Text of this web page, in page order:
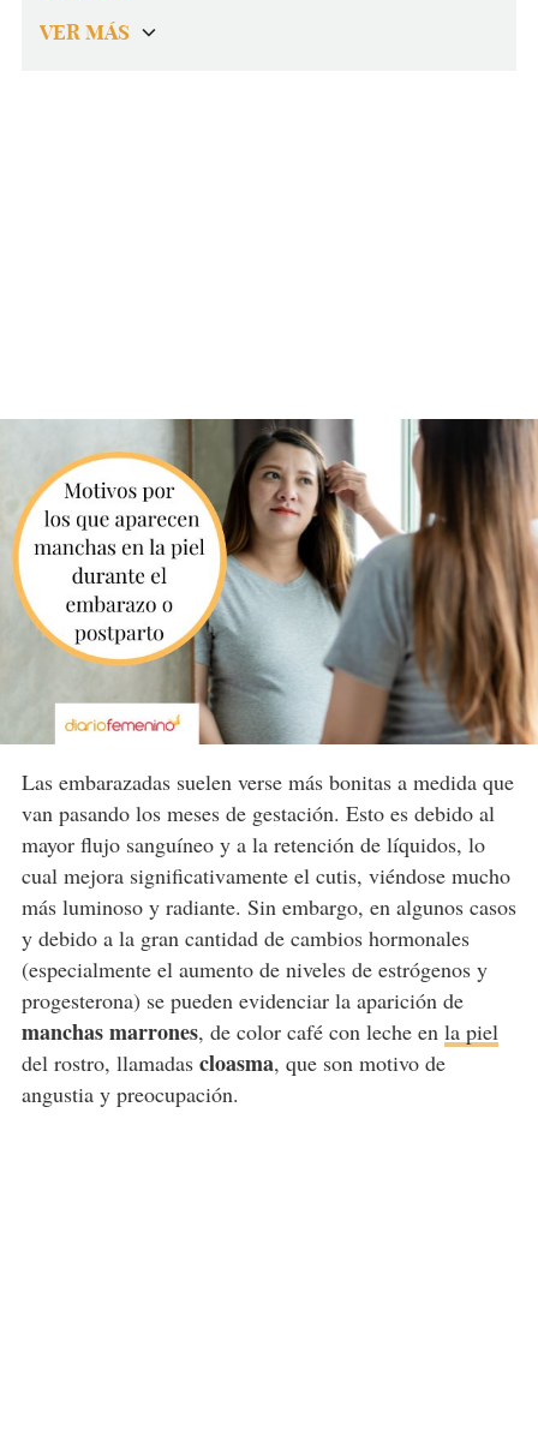
Las embarazadas suelen verse más bonitas a medida que
van pasando los meses de gestación. Esto es debido al
mayor flujo sanguíneo y a la retención de líquidos, lo
cual mejora significativamente el cutis, viéndose mucho
más luminoso y radiante. Sin embargo, en algunos casos
y debido a la gran cantidad de cambios hormonales
(especialmente el aumento de niveles de estrógenos y
progesterona) se pueden evidenciar la aparición de
manchas marrones, de color café con leche en la piel
del rostro, llamadas cloasma, que son motivo de
angustia y preocupación.